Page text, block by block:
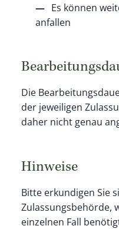
Es können
anfallen
Die
der jeweiligen
daher nicht genau
Hinweise
Bitte erkundigen Sie
Zulassungsbehörde,
einzelnen Fall